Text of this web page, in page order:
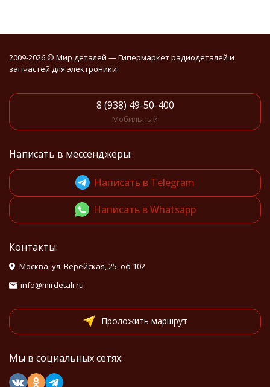
2009-2026 © Мир деталей — Гипермаркет радиодеталей и
запчастей для электроники
8 (938) 49-50-400
Мобильный
Написать в мессенджеры:
Написать в Telegram
Написать в Whatsapp
Контакты:
Москва, ул. Верейская, 25, оф 102
info@mirdetali.ru
Проложить маршрут
Мы в социальных сетях: